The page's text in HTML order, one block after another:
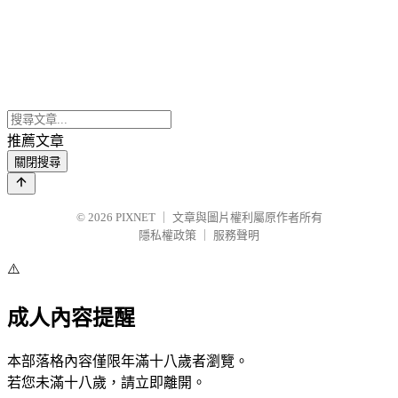
推薦文章
關閉搜尋
© 2026 PIXNET
文章與圖片權利屬原作者所有
隱私權政策
服務聲明
⚠️
成人內容提醒
本部落格內容僅限年滿十八歲者瀏覽。
若您未滿十八歲，請立即離開。